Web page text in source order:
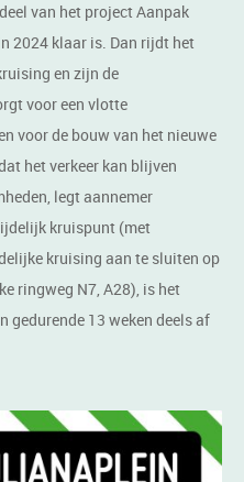
van het project Aanpak
2024 klaar is. Dan rijdt het
en zijn de
voor een vlotte
voor de bouw van het nieuwe
het verkeer kan blijven
legt aannemer
kruispunt (met
kruising aan te sluiten op
ringweg N7, A28), is het
13 weken deels af